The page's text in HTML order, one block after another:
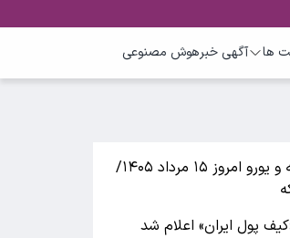
ها آگهی خبرهوش مصنوعی
نرخ ارز دلار، طلا سکه و یورو امروز ۱۵ مرداد ۱۴۰۵/
پول ایران» اعلام شد